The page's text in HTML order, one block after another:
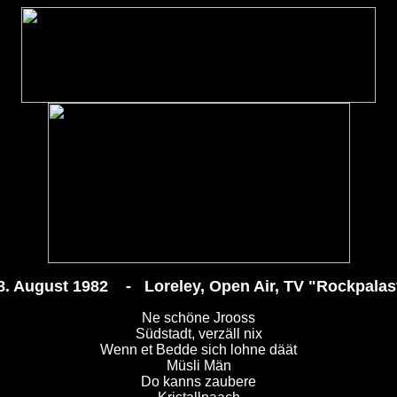
August 1982 - Loreley, Open Air, TV
Ne schöne Jrooss
Südstadt, verzäll nix
Wenn et Bedde sich lohne däät
Müsli Män
Do kanns zaubere